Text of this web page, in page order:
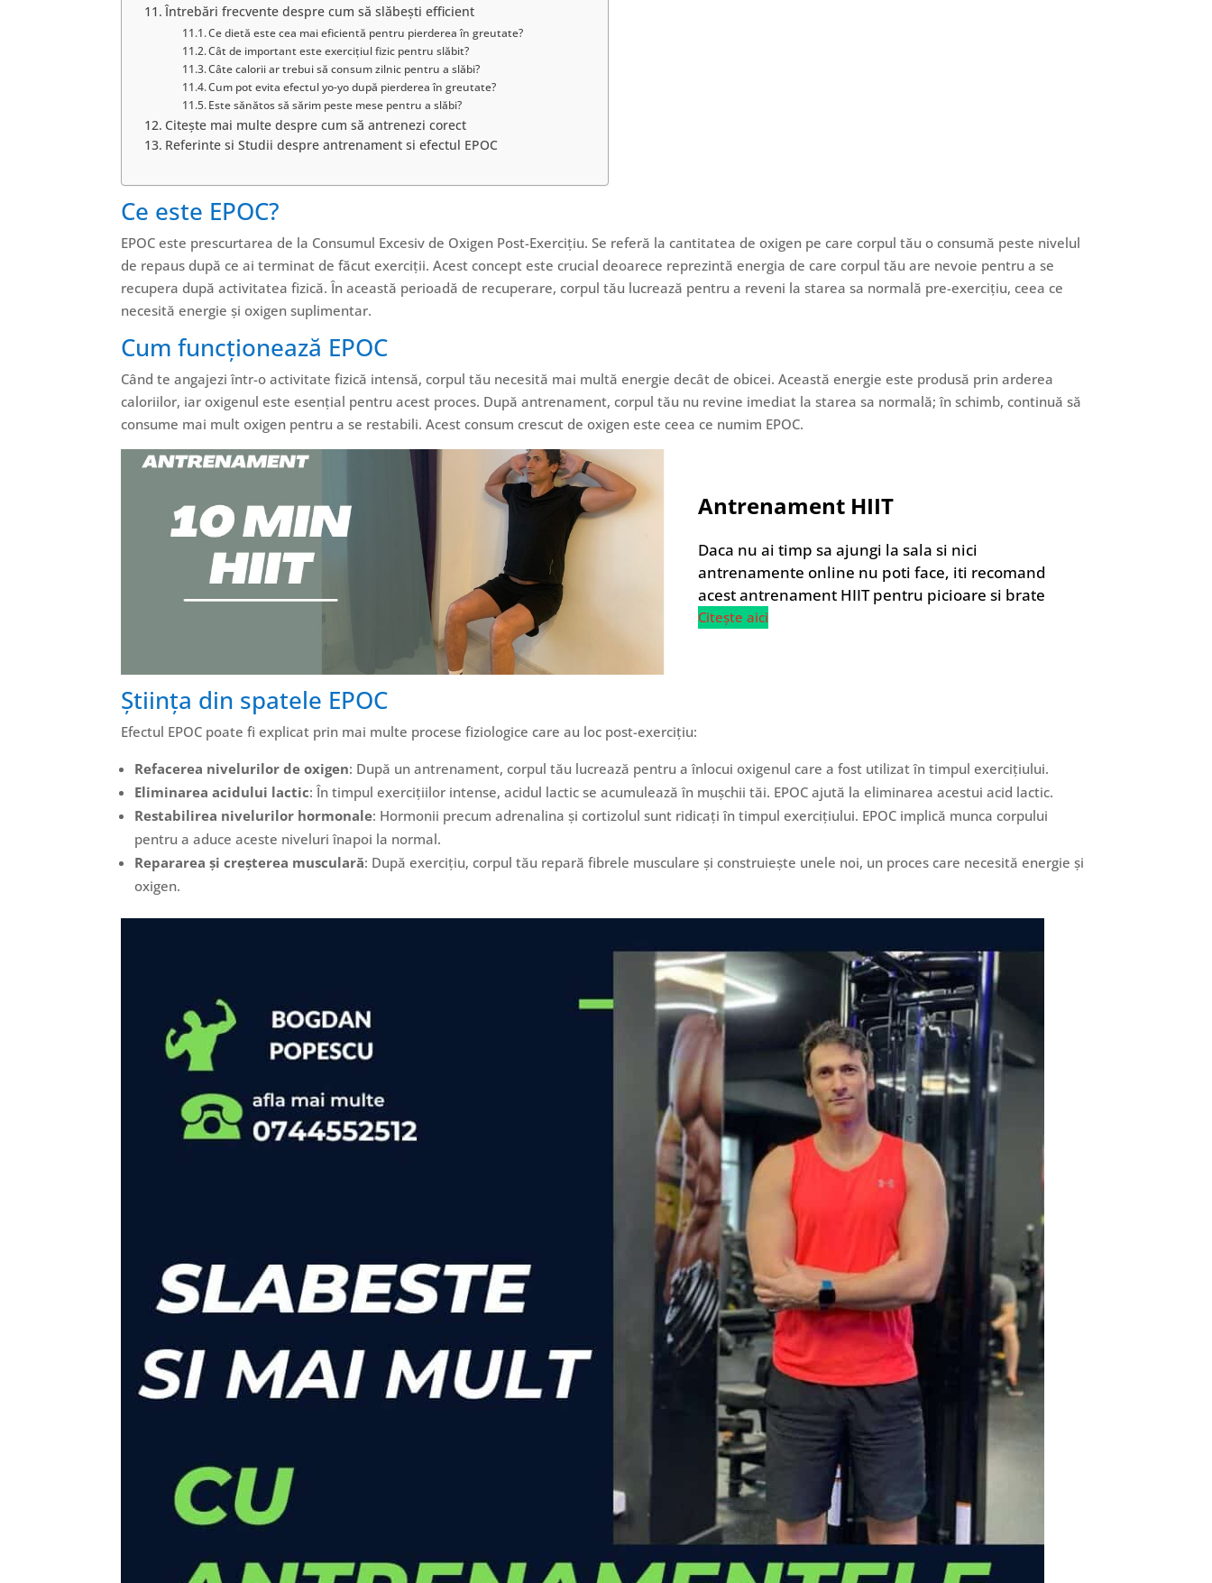
Întrebări frecvente despre cum să slăbești efficient
Ce dietă este cea mai eficientă pentru pierderea în greutate?
Cât de important este exercițiul fizic pentru slăbit?
Câte calorii ar trebui să consum zilnic pentru a slăbi?
Cum pot evita efectul yo-yo după pierderea în greutate?
Este sănătos să sărim peste mese pentru a slăbi?
Citește mai multe despre cum să antrenezi corect
Referinte si Studii despre antrenament si efectul EPOC
Ce este EPOC?
EPOC este prescurtarea de la Consumul Excesiv de Oxigen Post-Exercițiu. Se referă la cantitatea de oxigen pe care corpul tău o consumă peste nivelul
de repaus după ce ai terminat de făcut exerciții. Acest concept este crucial deoarece reprezintă energia de care corpul tău are nevoie pentru a se
recupera după activitatea fizică. În această perioadă de recuperare, corpul tău lucrează pentru a reveni la starea sa normală pre-exercițiu, ceea ce
necesită energie și oxigen suplimentar.
Cum funcționează EPOC
Când te angajezi într-o activitate fizică intensă, corpul tău necesită mai multă energie decât de obicei. Această energie este produsă prin arderea
caloriilor, iar oxigenul este esențial pentru acest proces. După antrenament, corpul tău nu revine imediat la starea sa normală; în schimb, continuă să
consume mai mult oxigen pentru a se restabili. Acest consum crescut de oxigen este ceea ce numim EPOC.
Antrenament HIIT
Daca nu ai timp sa ajungi la sala si nici
antrenamente online nu poti face, iti recomand
acest antrenament HIIT pentru picioare si brate
Citește aici
Știința din spatele EPOC
Efectul EPOC poate fi explicat prin mai multe procese fiziologice care au loc post-exercițiu:
Refacerea nivelurilor de oxigen: După un antrenament, corpul tău lucrează pentru a înlocui oxigenul care a fost utilizat în timpul exercițiului.
Eliminarea acidului lactic: În timpul exercițiilor intense, acidul lactic se acumulează în mușchii tăi. EPOC ajută la eliminarea acestui acid lactic.
Restabilirea nivelurilor hormonale: Hormonii precum adrenalina și cortizolul sunt ridicați în timpul exercițiului. EPOC implică munca corpului
pentru a aduce aceste niveluri înapoi la normal.
Repararea și creșterea musculară: După exercițiu, corpul tău repară fibrele musculare și construiește unele noi, un proces care necesită energie și
oxigen.